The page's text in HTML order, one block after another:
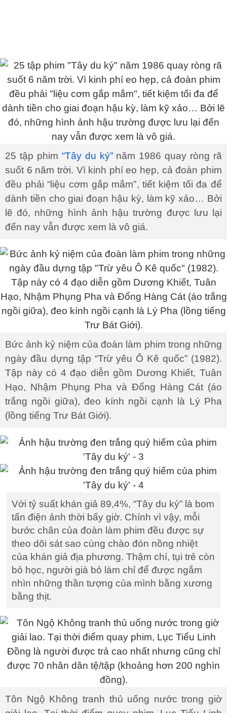
25 tập phim “Tây du ký”năm 1986 quay ròng rã
suốt 6 năm trời. Vì kinh phí eo hẹp, cả đoàn phim
đều phải “liệu cơm gắp mắm”, tiết kiệm tối đa để
dành tiền cho giai đoạn hậu kỳ, làm kỹ xảo… Bởi
lẽ đó, những hình ảnh hậu trường được lưu lại
đến nay vẫn được xem là vô giá.
Bức ảnh kỷ niệm của đoàn làm phim trong những
ngày đầu dựng tập “Trừ yêu Ô Kê quốc” (1982).
Tập này có 4 đạo diễn gồm Dương Khiết, Tuân
Hạo, Nhậm Phụng Pha và Đổng Hàng Cát (áo
trắng ngồi giữa), đeo kính ngồi cạnh là Lý Pha
(lồng tiếng Trư Bát Giới).
Với tỷ suất khán giả 89,4%, “Tây du ký” là bom
tấn điện ảnh thời bấy giờ. Chính vì vậy, mỗi
bước chân của đoàn làm phim đều được sự
theo dõi sát sao cùng chào đón nồng nhiệt
của khán giả địa phương. Thậm chí, tụi trẻ còn
bỏ học, người già bỏ làm chỉ để được ngắm
nhìn những thần tượng của mình bằng xương
bằng thịt.
Tôn Ngộ Không tranh thủ uống nước trong giờ